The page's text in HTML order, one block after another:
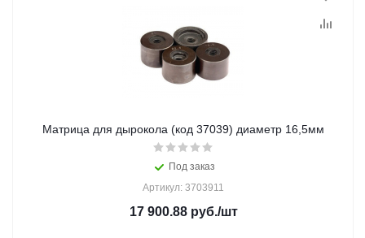
Матрица для дырокола (код 37039) диаметр 16,5мм
Под заказ
Артикул: 3703911
17 900.88руб./шт